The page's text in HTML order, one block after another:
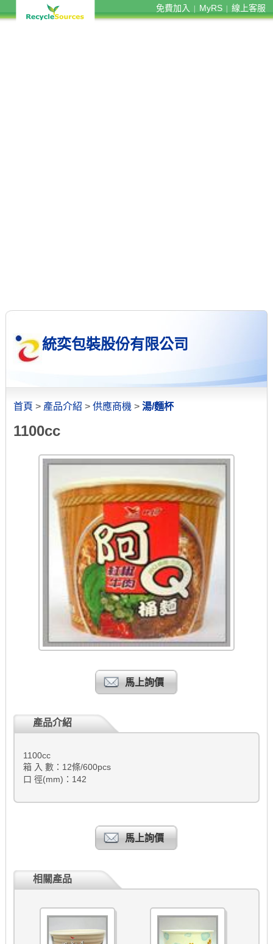
免費加入 MyRS 線上客服
統奕包裝股份有限公司
首頁 > 產品介紹 > 供應商機 > 湯/麵杯
1100cc
馬上詢價
產品介紹
1100cc
箱 入 數：12條/600pcs
口 徑(mm)：142
馬上詢價
相關產品